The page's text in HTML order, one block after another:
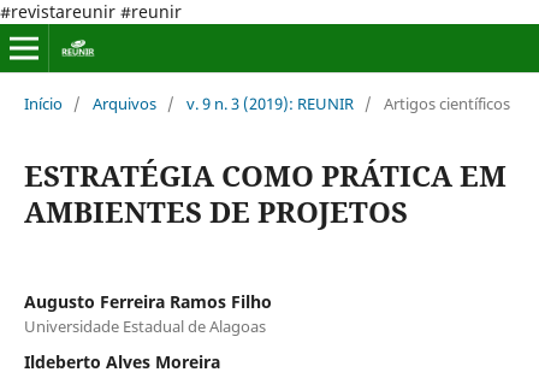
#revistareunir #reunir
Início / Arquivos / v. 9 n. 3 (2019): REUNIR / Artigos científicos
ESTRATÉGIA COMO PRÁTICA EM
AMBIENTES DE PROJETOS
Augusto Ferreira Ramos Filho
Universidade Estadual de Alagoas
Ildeberto Alves Moreira